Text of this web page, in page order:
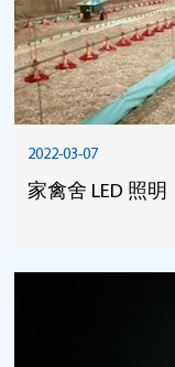
2022-03-07
家禽舍 LED 照明